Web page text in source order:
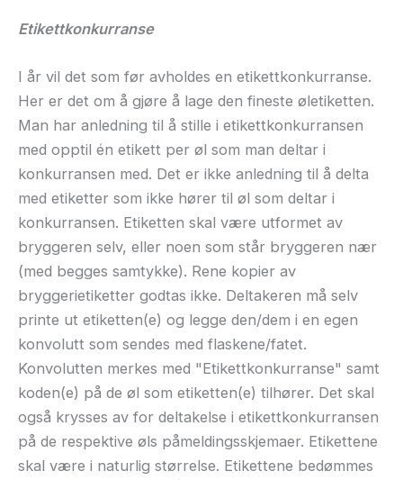
Etikettkonkurranse
I år vil det som før avholdes en etikettkonkurranse.
Her er det om å gjøre å lage den fineste øletiketten.
Man har anledning til å stille i etikettkonkurransen
med opptil én etikett per øl som man deltar i
konkurransen med. Det er ikke anledning til å delta
med etiketter som ikke hører til øl som deltar i
konkurransen. Etiketten skal være utformet av
bryggeren selv, eller noen som står bryggeren nær
(med begges samtykke). Rene kopier av
bryggerietiketter godtas ikke. Deltakeren må selv
printe ut etiketten(e) og legge den/dem i en egen
konvolutt som sendes med flaskene/fatet.
Konvolutten merkes med "Etikettkonkurranse" samt
koden(e) på de øl som etiketten(e) tilhører. Det skal
også krysses av for deltakelse i etikettkonkurransen
på de respektive øls påmeldingsskjemaer. Etikettene
skal være i naturlig størrelse. Etikettene bedømmes